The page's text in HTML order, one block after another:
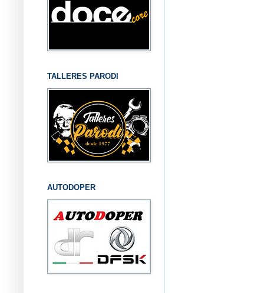
TALLERES PARODI
AUTODOPER